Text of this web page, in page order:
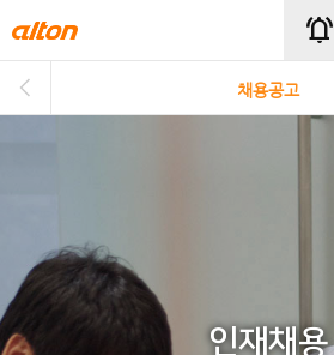
notifications_active
채용공고
인재채용